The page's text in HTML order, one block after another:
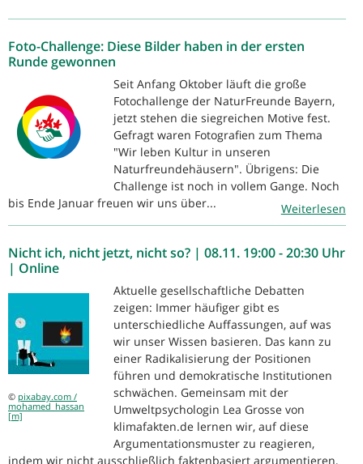
Foto-Challenge: Diese Bilder haben in der ersten
Runde gewonnen
Seit Anfang Oktober läuft die große
Fotochallenge der NaturFreunde Bayern,
jetzt stehen die siegreichen Motive fest.
Gefragt waren Fotografien zum Thema
"Wir leben Kultur in unseren
Naturfreundehäusern". Übrigens: Die
Challenge ist noch in vollem Gange. Noch
bis Ende Januar freuen wir uns über...
Weiterlesen
Nicht ich, nicht jetzt, nicht so? | 08.11. 19:00 - 20:30 Uhr
| Online
© pixabay.com /
mohamed_hassan
[m]
Aktuelle gesellschaftliche Debatten
zeigen: Immer häufiger gibt es
unterschiedliche Auffassungen, auf was
wir unser Wissen basieren. Das kann zu
einer Radikalisierung der Positionen
führen und demokratische Institutionen
schwächen. Gemeinsam mit der
Umweltpsychologin Lea Grosse von
klimafakten.de lernen wir, auf diese
Argumentationsmuster zu reagieren,
indem wir nicht ausschließlich faktenbasiert argumentieren,